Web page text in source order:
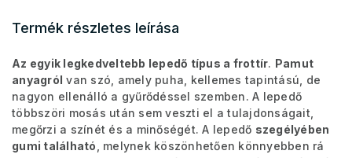
Termék részletes leírása
Az egyik legkedveltebb lepedő típus a frottír. Pamut
anyagról van szó, amely puha, kellemes tapintású, de
nagyon ellenálló a gyűrődéssel szemben. A lepedő
többszöri mosás után sem veszti el a tulajdonságait,
megőrzi a színét és a minőségét. A lepedő szegélyében
gumi található , melynek köszönhetően könnyebben rá